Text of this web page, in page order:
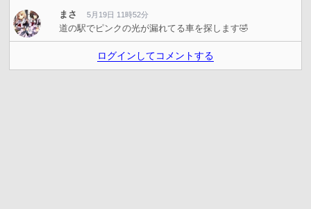
まさ 5月19日 11時52分
道の駅でピンクの光が漏れてる車を探します🤣
ログインしてコメントする